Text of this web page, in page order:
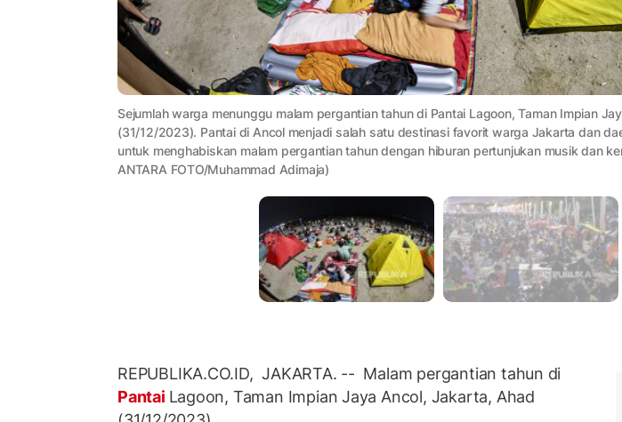
Sejumlah warga menunggu malam pergantian tahun di Pantai Lagoon, Taman Impian
(31/12/2023). Pantai di Ancol menjadi salah satu destinasi favorit warga Jakarta dan
untuk menghabiskan malam pergantian tahun dengan hiburan pertunjukan musik dan
ANTARA FOTO/Muhammad Adimaja)
REPUBLIKA.CO.ID, JAKARTA. -- Malam pergantian tahun di
Pantai Lagoon, Taman Impian Jaya Ancol, Jakarta, Ahad